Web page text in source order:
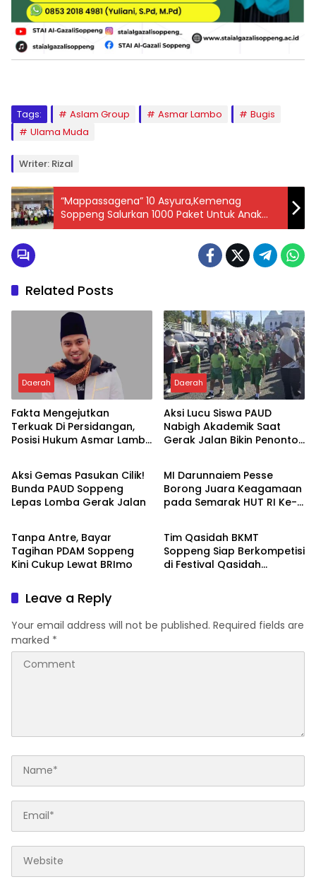
Tags: Aslam Group Asmar Lambo
Bugis
Ulama Muda
Writer: Rizal
“Mappassagena” 10 Asyura,Kemenag
Soppeng Salurkan 1000 Paket Untuk Anak
Yatim
Related Posts
Daerah
Fakta Mengejutkan
Terkuak Di Persidangan,
Posisi Hukum Asmar Lambo
Daerah
Aksi Lucu Siswa PAUD
Nabigh Akademik Saat
Gerak Jalan Bikin Penonton
Daerah
Aksi Gemas Pasukan Cilik!
Bunda PAUD Soppeng
Lepas Lomba Gerak Jalan
Daerah
MI Darunnaiem Pesse
Borong Juara Keagamaan
pada Semarak HUT RI Ke-
Daerah
Tanpa Antre, Bayar
Tagihan PDAM Soppeng
Kini Cukup Lewat BRImo
Daerah
Tim Qasidah BKMT
Soppeng Siap Berkompetisi
di Festival Qasidah
Leave a Reply
Your email address will not be published. Required fields are
marked *